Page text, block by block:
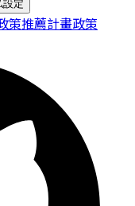
設定
策推薦計畫政策